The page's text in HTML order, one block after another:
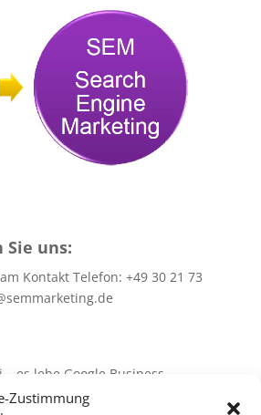
Zustimmung
uns:
Kontakt Telefon: +49 30 21 73
es lebe Google Business